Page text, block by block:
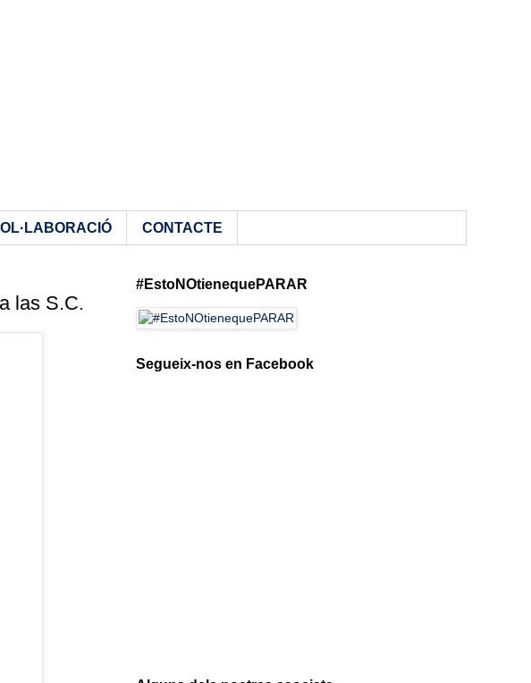
CONTACTE
las S.C.
#EstoNOtienequePARAR
Segueix-nos en Facebook